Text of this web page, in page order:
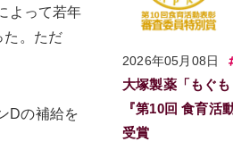
よって若年
た。ただ
Dの補給を
2026年05月08日
大塚製薬「もぐ
『第10回 食育活
受賞